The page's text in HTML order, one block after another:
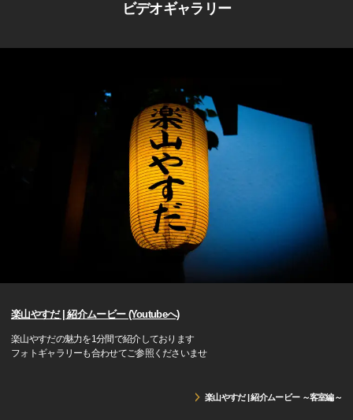
ビデオギャラリー
楽山やすだ | 紹介ムービー (Youtubeへ)
楽山やすだの魅力を1分間で紹介しております
フォトギャラリーも合わせてご参照くださいませ
楽山やすだ | 紹介ムービー ～客室編～